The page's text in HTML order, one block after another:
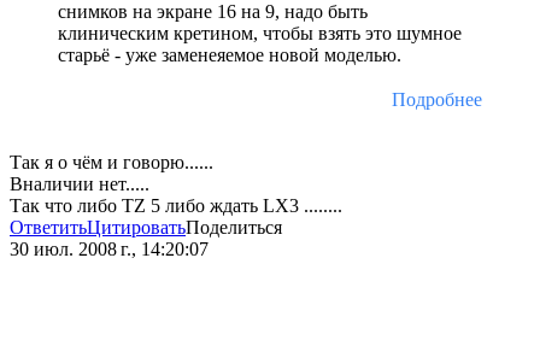
снимков на экране 16 на 9, надо быть
клиническим кретином, чтобы взять это шумное
старьё - уже заменеяемое новой моделью.
Подробнее
Так я о чём и говорю......
Вналичии нет.....
Так что либо TZ 5 либо ждать LX3 ........
ОтветитьЦитироватьПоделиться
30 июл. 2008 г., 14:20:07